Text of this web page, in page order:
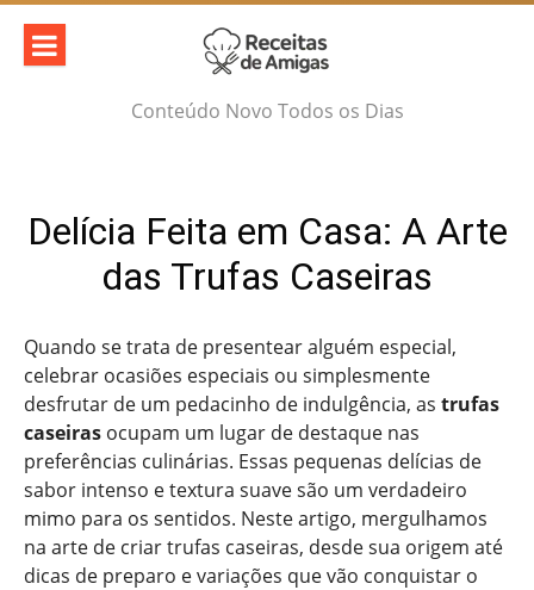
Skip
content
Conteúdo Novo Todos os Dias
Delícia Feita em Casa: A Arte
das Trufas Caseiras
Quando se trata de presentear alguém especial,
celebrar ocasiões especiais ou simplesmente
desfrutar de um pedacinho de indulgência, as trufas
caseiras ocupam um lugar de destaque nas
preferências culinárias. Essas pequenas delícias de
sabor intenso e textura suave são um verdadeiro
mimo para os sentidos. Neste artigo, mergulhamos
na arte de criar trufas caseiras, desde sua origem até
dicas de preparo e variações que vão conquistar o